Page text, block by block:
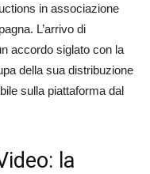
in associazione
L’arrivo di
accordo siglato con la
della sua distribuzione
sulla piattaforma dal
la